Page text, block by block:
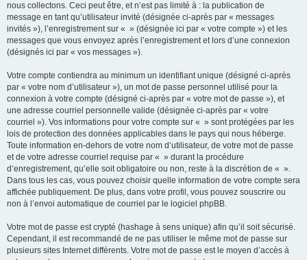
nous collectons. Ceci peut être, et n’est pas limité à : la publication de
message en tant qu’utilisateur invité (désignée ci-après par « messages
invités »), l’enregistrement sur « » (désignée ici par « votre compte ») et les
messages que vous envoyez après l’enregistrement et lors d’une connexion
(désignés ici par « vos messages »).
Votre compte contiendra au minimum un identifiant unique (désigné ci-après
par « votre nom d’utilisateur »), un mot de passe personnel utilisé pour la
connexion à votre compte (désigné ci-après par « votre mot de passe »), et
une adresse courriel personnelle valide (désignée ci-après par « votre
courriel »). Vos informations pour votre compte sur « » sont protégées par les
lois de protection des données applicables dans le pays qui nous héberge.
Toute information en-dehors de votre nom d’utilisateur, de votre mot de passe
et de votre adresse courriel requise par « » durant la procédure
d’enregistrement, qu’elle soit obligatoire ou non, reste à la discrétion de « ».
Dans tous les cas, vous pouvez choisir quelle information de votre compte sera
affichée publiquement. De plus, dans votre profil, vous pouvez souscrire ou
non à l’envoi automatique de courriel par le logiciel phpBB.
Votre mot de passe est crypté (hashage à sens unique) afin qu’il soit sécurisé.
Cependant, il est recommandé de ne pas utiliser le même mot de passe sur
plusieurs sites Internet différents. Votre mot de passe est le moyen d’accès à